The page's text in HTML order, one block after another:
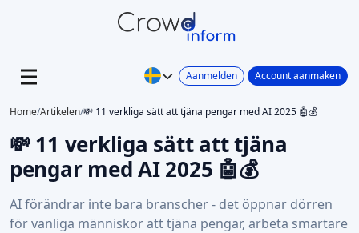
Aanmelden Account aanmaken
Home/Artikelen/💸 11 verkliga sätt att tjäna pengar med AI 2025 🤖💰
💸 11 verkliga sätt att tjäna
pengar med AI 2025 🤖💰
AI förändrar inte bara branscher - det öppnar dörren
för vanliga människor att tjäna pengar, arbeta smartare